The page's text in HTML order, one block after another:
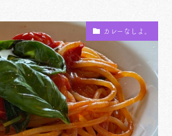
カレーなしよ。